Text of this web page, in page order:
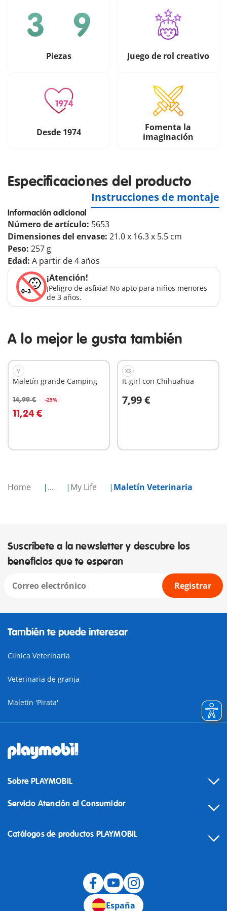
Home ... My Life Maletín Veterinaria
Piezas Juego de rol creativo
Desde 1974
Fomenta la
imaginación
Especificaciones del producto
Instrucciones de montaje
Información adicional
Número de artículo: 5653
Dimensiones del envase: 21.0 x 16.3 x 5.5 cm
Peso: 257 g
Edad: A partir de 4 años
¡Atención!
¡Peligro de asfixia! No apto para niños menores
de 3 años.
A lo mejor le gusta también
M
Maletín grande Camping
14,99 € -25%
11,24 €
A la cesta
XS
It-girl con Chihuahua
7,99 €
A la cesta
Suscríbete a la newsletter y descubre los
beneficios que te esperan
Registrar
También te puede interesar
Clínica Veterinaria
Veterinaria de granja
Maletín 'Pirata'
Sobre PLAYMOBIL
Servicio Atención al Consumidor
Catálogos de productos PLAYMOBIL
España